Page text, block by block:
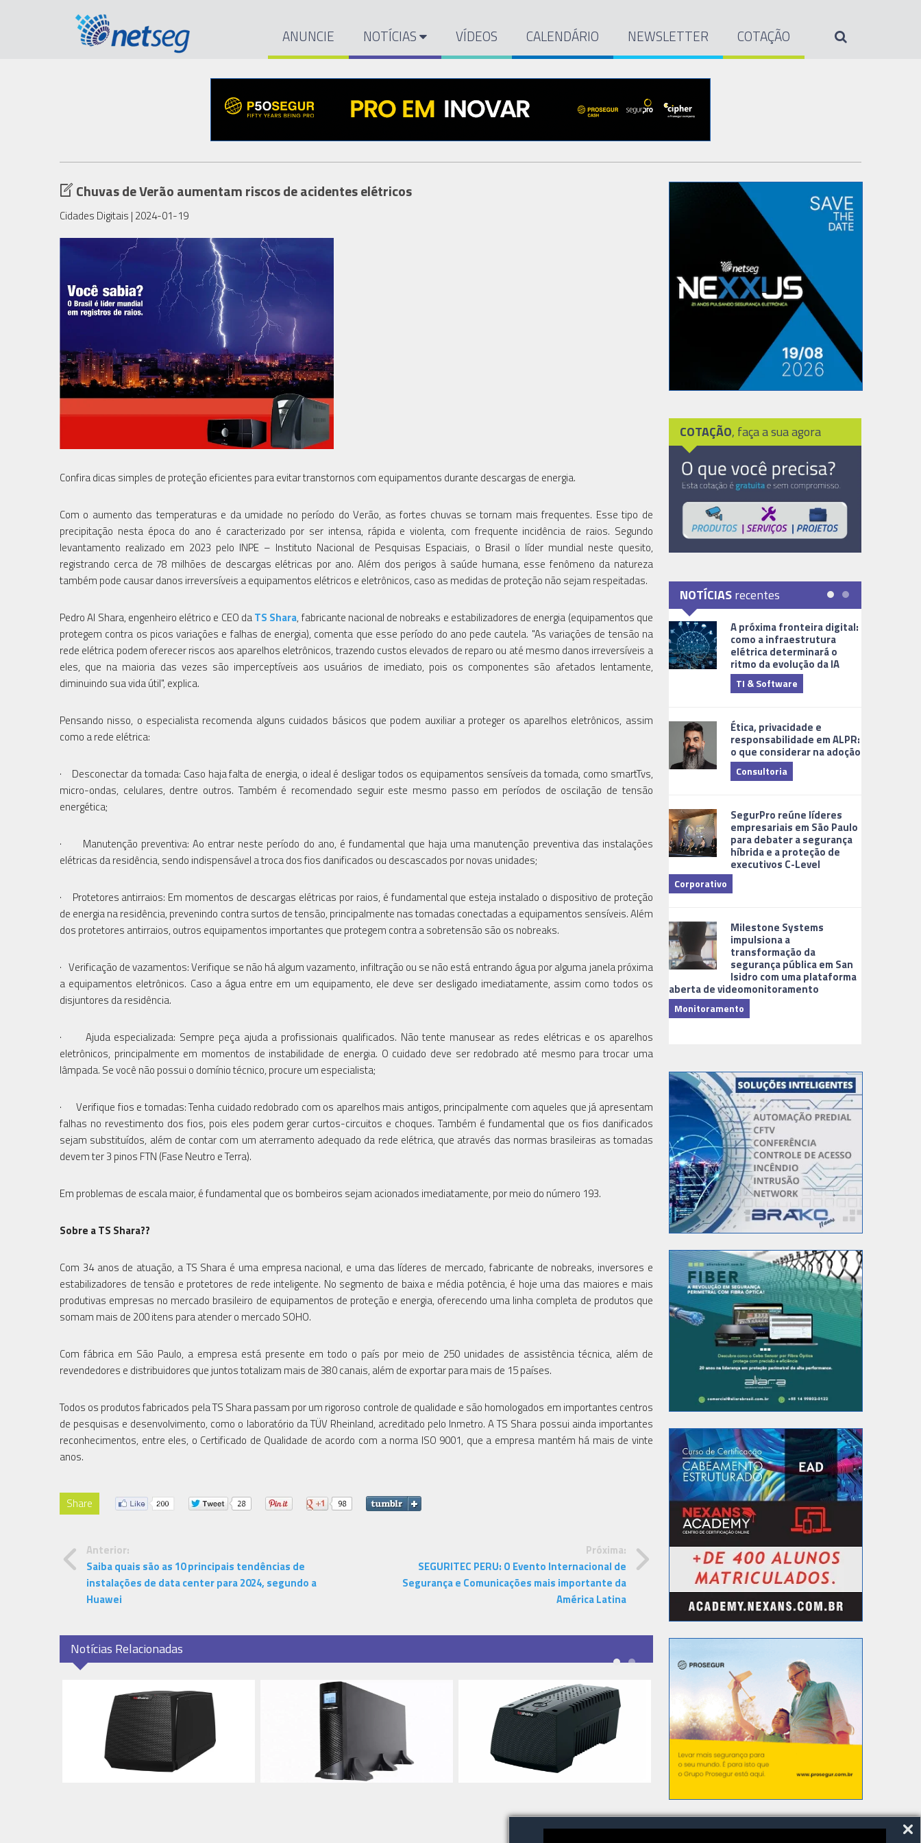
ANUNCIE NOTÍCIAS VÍDEOS CALENDÁRIO NEWSLETTER COTAÇÃO
Chuvas de Verão aumentam riscos de acidentes elétricos
Cidades Digitais | 2024-01-19
Confira dicas simples de proteção eficientes para evitar transtornos com equipamentos durante descargas de energia.
Com o aumento das temperaturas e da umidade no período do Verão, as fortes chuvas se tornam mais frequentes. Esse tipo de
precipitação nesta época do ano é caracterizado por ser intensa, rápida e violenta, com frequente incidência de raios. Segundo
levantamento realizado em 2023 pelo INPE – Instituto Nacional de Pesquisas Espaciais, o Brasil o líder mundial neste quesito,
registrando cerca de 78 milhões de descargas elétricas por ano. Além dos perigos à saúde humana, esse fenômeno da natureza
também pode causar danos irreversíveis a equipamentos elétricos e eletrônicos, caso as medidas de proteção não sejam respeitadas.
Pedro Al Shara, engenheiro elétrico e CEO daTS Shara, fabricante nacional de nobreaks e estabilizadores de energia (equipamentos que
protegem contra os picos variações e falhas de energia), comenta que esse período do ano pede cautela. "As variações de tensão na
rede elétrica podem oferecer riscos aos aparelhos eletrônicos, trazendo custos elevados de reparo ou até mesmo danos irreversíveis a
eles, que na maioria das vezes são imperceptíveis aos usuários de imediato, pois os componentes são afetados lentamente,
diminuindo sua vida útil", explica.
Pensando nisso, o especialista recomenda alguns cuidados básicos que podem auxiliar a proteger os aparelhos eletrônicos, assim
como a rede elétrica:
· Desconectar da tomada: Caso haja falta de energia, o ideal é desligar todos os equipamentos sensíveis da tomada, como smartTvs,
micro-ondas, celulares, dentre outros. Também é recomendado seguir este mesmo passo em períodos de oscilação de tensão
energética;
· Manutenção preventiva: Ao entrar neste período do ano, é fundamental que haja uma manutenção preventiva das instalações
elétricas da residência, sendo indispensável a troca dos fios danificados ou descascados por novas unidades;
· Protetores antirraios: Em momentos de descargas elétricas por raios, é fundamental que esteja instalado o dispositivo de proteção
de energia na residência, prevenindo contra surtos de tensão, principalmente nas tomadas conectadas a equipamentos sensíveis. Além
dos protetores antirraios, outros equipamentos importantes que protegem contra a sobretensão são os nobreaks.
· Verificação de vazamentos: Verifique se não há algum vazamento, infiltração ou se não está entrando água por alguma janela próxima
a equipamentos eletrônicos. Caso a água entre em um equipamento, ele deve ser desligado imediatamente, assim como todos os
disjuntores da residência.
· Ajuda especializada: Sempre peça ajuda a profissionais qualificados. Não tente manusear as redes elétricas e os aparelhos
eletrônicos, principalmente em momentos de instabilidade de energia. O cuidado deve ser redobrado até mesmo para trocar uma
lâmpada. Se você não possui o domínio técnico, procure um especialista;
· Verifique fios e tomadas: Tenha cuidado redobrado com os aparelhos mais antigos, principalmente com aqueles que já apresentam
falhas no revestimento dos fios, pois eles podem gerar curtos-circuitos e choques. Também é fundamental que os fios danificados
sejam substituídos, além de contar com um aterramento adequado da rede elétrica, que através das normas brasileiras as tomadas
devem ter 3 pinos FTN (Fase Neutro e Terra).
Em problemas de escala maior, é fundamental que os bombeiros sejam acionados imediatamente, por meio do número 193.
Sobre a TS Shara??
Com 34 anos de atuação, a TS Shara é uma empresa nacional, e uma das líderes de mercado, fabricante de nobreaks, inversores e
estabilizadores de tensão e protetores de rede inteligente. No segmento de baixa e média potência, é hoje uma das maiores e mais
produtivas empresas no mercado brasileiro de equipamentos de proteção e energia, oferecendo uma linha completa de produtos que
somam mais de 200 itens para atender o mercado SOHO.
Com fábrica em São Paulo, a empresa está presente em todo o país por meio de 250 unidades de assistência técnica, além de
revendedores e distribuidores que juntos totalizam mais de 380 canais, além de exportar para mais de 15 países.
Todos os produtos fabricados pela TS Shara passam por um rigoroso controle de qualidade e são homologados em importantes centros
de pesquisas e desenvolvimento, como o laboratório da TÜV Rheinland, acreditado pelo Inmetro. A TS Shara possui ainda importantes
reconhecimentos, entre eles, o Certificado de Qualidade de acordo com a norma ISO 9001, que a empresa mantém há mais de vinte
anos.
Share
Anterior:
Saiba quais são as 10 principais tendências de
instalações de data center para 2024, segundo a
Huawei
Próxima:
SEGURITEC PERU: O Evento Internacional de
Segurança e Comunicações mais importante da
América Latina
Notícias Relacionadas
COTAÇÃO, faça a sua agora
NOTÍCIASrecentes
A próxima fronteira digital:
como a infraestrutura
elétrica determinará o
ritmo da evolução da IA
TI & Software
Ética, privacidade e
responsabilidade em ALPR:
o que considerar na adoção
Consultoria
SegurPro reúne líderes
empresariais em São Paulo
para debater a segurança
híbrida e a proteção de
executivos C-Level
Corporativo
Milestone Systems
impulsiona a
transformação da
segurança pública em San
Isidro com uma plataforma
aberta de videomonitoramento
Monitoramento